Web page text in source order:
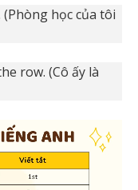
học của tôi
row. (Cô ấy là